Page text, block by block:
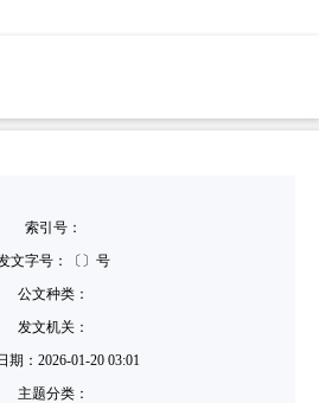
索引号：
文字号：〔〕号
公文种类：
发文机关：
期： 2026-01-20 03:01
主题分类：